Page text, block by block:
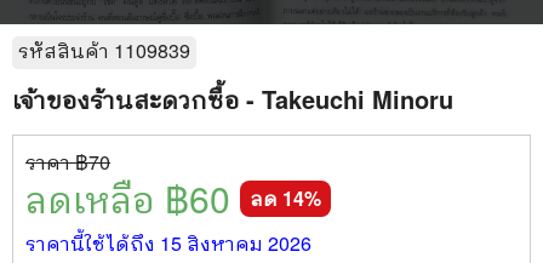
รหัสสินค้า 1109839
เจ้าของร้านสะดวกซื้อ - Takeuchi Minoru
ราคา ฿70
ลดเหลือ ฿60 ลด 14%
ราคานี้ใช้ได้ถึง 15 สิงหาคม 2026